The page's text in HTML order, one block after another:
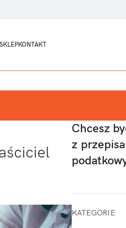
SKLEPKONTAKT
Chcesz
z
KATEGORIE